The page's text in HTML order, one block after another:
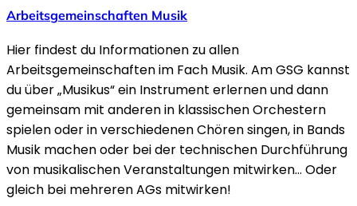
Arbeitsgemeinschaften Musik
Hier findest du Informationen zu allen
Arbeitsgemeinschaften im Fach Musik. Am GSG kannst
du über „Musikus“ ein Instrument erlernen und dann
gemeinsam mit anderen in klassischen Orchestern
spielen oder in verschiedenen Chören singen, in Bands
Musik machen oder bei der technischen Durchführung
von musikalischen Veranstaltungen mitwirken… Oder
gleich bei mehreren AGs mitwirken!